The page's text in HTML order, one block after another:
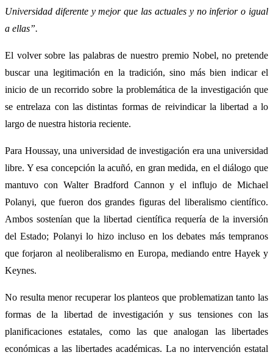
Universidad diferente y mejor que las actuales y no inferior o igual
a ellas”.
El volver sobre las palabras de nuestro premio Nobel, no pretende
buscar una legitimación en la tradición, sino más bien indicar el
inicio de un recorrido sobre la problemática de la investigación que
se entrelaza con las distintas formas de reivindicar la libertad a lo
largo de nuestra historia reciente.
Para Houssay, una universidad de investigación era una universidad
libre. Y esa concepción la acuñó, en gran medida, en el diálogo que
mantuvo con Walter Bradford Cannon y el influjo de Michael
Polanyi, que fueron dos grandes figuras del liberalismo científico.
Ambos sostenían que la libertad científica requería de la inversión
del Estado; Polanyi lo hizo incluso en los debates más tempranos
que forjaron al neoliberalismo en Europa, mediando entre Hayek y
Keynes.
No resulta menor recuperar los planteos que problematizan tanto las
formas de la libertad de investigación y sus tensiones con las
planificaciones estatales, como las que analogan las libertades
económicas a las libertades académicas. La no intervención estatal